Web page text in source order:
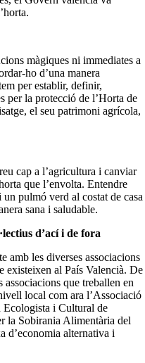
màgiques ni immediates a
ho d’una manera
per establir, definir,
per la protecció de l’Horta de
el seu patrimoni agrícola,
cap a l’agricultura i canviar
que l’envolta. Entendre
pulmó verd al costat de casa
sana i saludable.
d’ací i de fora
amb les diverses associacions
existeixen al País Valencià. De
associacions que treballen en
local com ara l’Associació
i Cultural de
la Sobirania Alimentària del
d’economia alternativa i